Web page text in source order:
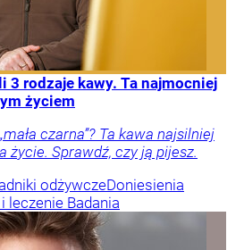
3 rodzaje kawy. Ta najmocniej
życiem
czarna”? Ta kawa najsilniej
życie. Sprawdź, czy ją pijesz.
odżywczeDoniesienia
leczenie Badania